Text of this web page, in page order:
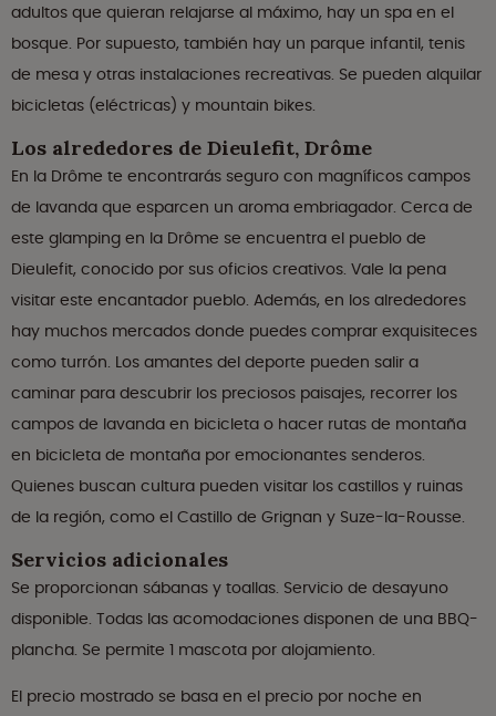
adultos que quieran relajarse al máximo, hay un spa en el
bosque. Por supuesto, también hay un parque infantil, tenis
de mesa y otras instalaciones recreativas. Se pueden alquilar
bicicletas (eléctricas) y mountain bikes.
Los alrededores de Dieulefit, Drôme
En la Drôme te encontrarás seguro con magníficos campos
de lavanda que esparcen un aroma embriagador. Cerca de
este glamping en la Drôme se encuentra el pueblo de
Dieulefit, conocido por sus oficios creativos. Vale la pena
visitar este encantador pueblo. Además, en los alrededores
hay muchos mercados donde puedes comprar exquisiteces
como turrón. Los amantes del deporte pueden salir a
caminar para descubrir los preciosos paisajes, recorrer los
campos de lavanda en bicicleta o hacer rutas de montaña
en bicicleta de montaña por emocionantes senderos.
Quienes buscan cultura pueden visitar los castillos y ruinas
de la región, como el Castillo de Grignan y Suze-la-Rousse.
Servicios adicionales
Se proporcionan sábanas y toallas. Servicio de desayuno
disponible. Todas las acomodaciones disponen de una BBQ-
plancha. Se permite 1 mascota por alojamiento.
El precio mostrado se basa en el precio por noche en